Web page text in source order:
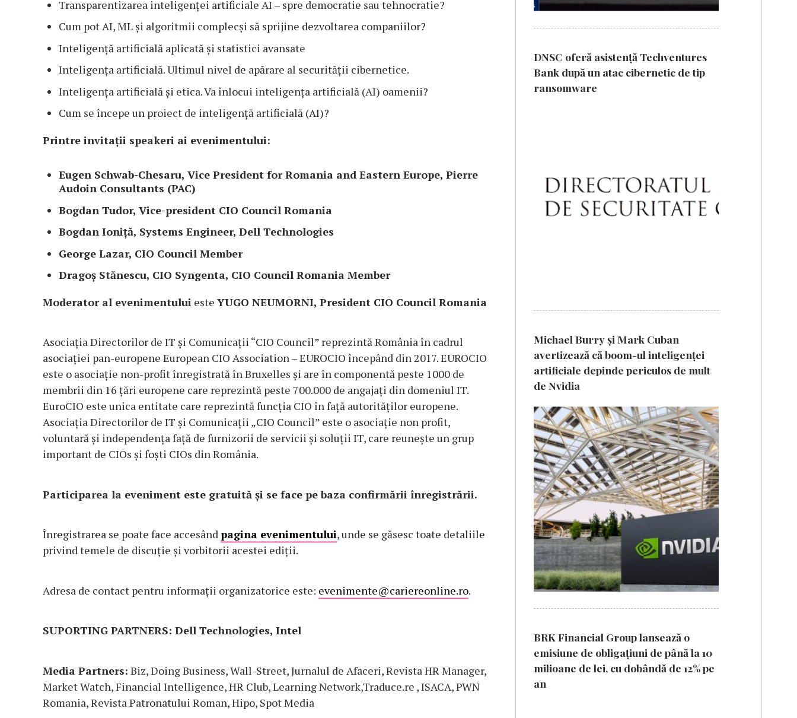
Transparentizarea inteligenței artificiale AI – spre democratie sau tehnocratie?
Cum pot AI, ML și algoritmii complecși să sprijine dezvoltarea companiilor?
Inteligență artificială aplicată și statistici avansate
Inteligența artificială. Ultimul nivel de apărare al securității cibernetice.
Inteligența artificială și etica. Va înlocui inteligența artificială (AI) oamenii?
Cum se începe un proiect de inteligență artificială (AI)?
Printre invitații speakeri ai evenimentului:
Eugen Schwab-Chesaru, Vice President for Romania and Eastern Europe, Pierre
Audoin Consultants (PAC)
Bogdan Tudor, Vice-president CIO Council Romania
Bogdan Ioniță, Systems Engineer, Dell Technologies
George Lazar, CIO Council Member
Dragoș Stănescu, CIO Syngenta, CIO Council Romania Member
Moderator al evenimentului este YUGO NEUMORNI, President CIO Council Romania
Asociația Directorilor de IT și Comunicații “CIO Council” reprezintă România în cadrul
asociației pan-europene European CIO Association – EUROCIO începând din 2017. EUROCIO
este o asociație non-profit înregistrată în Bruxelles și are în componentă peste 1000 de
membrii din 16 țări europene care reprezintă peste 700.000 de angajați din domeniul IT.
EuroCIO este unica entitate care reprezintă funcția CIO în față autorităților europene.
Asociația Directorilor de IT și Comunicații „CIO Council” este o asociație non profit,
voluntară și independența față de furnizorii de servicii și soluții IT, care reunește un grup
important de CIOs și foști CIOs din România.
Participarea la eveniment este gratuită și se face pe baza confirmării înregistrării.
Înregistrarea se poate face accesândpagina evenimentului, unde se găsesc toate detaliile
privind temele de discuție și vorbitorii acestei ediții.
Adresa de contact pentru informații organizatorice este: evenimente@cariereonline.ro.
SUPORTING PARTNERS: Dell Technologies, Intel
Media Partners: Biz, Doing Business, Wall-Street, Jurnalul de Afaceri, Revista HR Manager,
Market Watch, Financial Intelligence, HR Club, Learning Network,Traduce.re , ISACA, PWN
Romania, Revista Patronatului Roman, Hipo, Spot Media
DNSC oferă asistență Techventures
Bank după un atac cibernetic de tip
ransomware
Michael Burry și Mark Cuban
avertizează că boom-ul inteligenței
artificiale depinde periculos de mult
de Nvidia
BRK Financial Group lansează o
emisiune de obligațiuni de până la 10
milioane de lei, cu dobândă de 12% pe
an